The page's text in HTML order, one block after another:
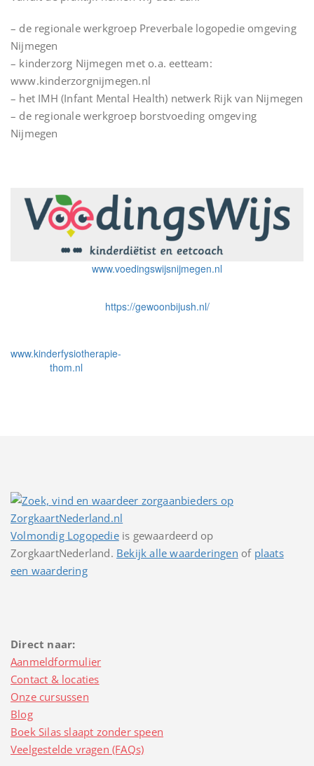
– de regionale werkgroep Preverbale logopedie omgeving
Nijmegen
– kinderzorg Nijmegen met o.a. eetteam:
www.kinderzorgnijmegen.nl
– het IMH (Infant Mental Health) netwerk Rijk van Nijmegen
– de regionale werkgroep borstvoeding omgeving
Nijmegen
www.voedingswijsnijmegen.nl
https://gewoonbijush.nl/
www.kinderfysiotherapie-
thom.nl
Volmondig Logopedieis gewaardeerd op
ZorgkaartNederland. Bekijk alle waarderingen of plaats
een waardering
Direct naar:
Aanmeldformulier
Contact & locaties
Onze cursussen
Blog
Boek Silas slaapt zonder speen
Veelgestelde vragen (FAQs)